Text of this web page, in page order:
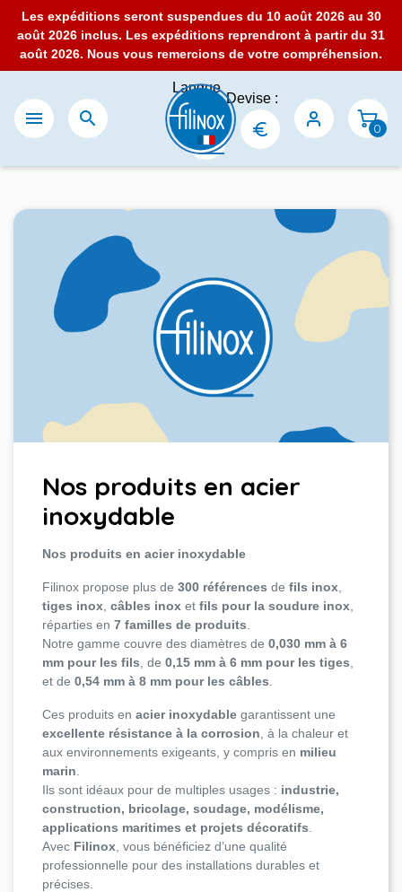
Les expéditions seront suspendues du 10 août 2026 au 30
août 2026 inclus. Les expéditions reprendront à partir du 31
août 2026. Nous vous remercions de votre compréhension.
 
Langue
:
Devise :
0
Nos produits en acier
inoxydable
Nos produits en acier inoxydable
Filinox propose plus de 300 références de fils inox
tiges inox câbles inox et fils pour la soudure inox
réparties en 7 familles de produits
Notre gamme couvre des diamètres de 0,030 mm à 6
mm pour les fils , de 0,15 mm à 6 mm pour les tiges
et de 0,54 mm à 8 mm pour les câbles
Ces produits en acier inoxydable garantissent une
excellente résistance à la corrosion , à la chaleur et
aux environnements exigeants, y compris en milieu
marin
Ils sont idéaux pour de multiples usages : industrie,
construction, bricolage, soudage, modélisme,
applications maritimes et projets décoratifs
Avec Filinox , vous bénéficiez d’une qualité
professionnelle pour des installations durables et
précises.